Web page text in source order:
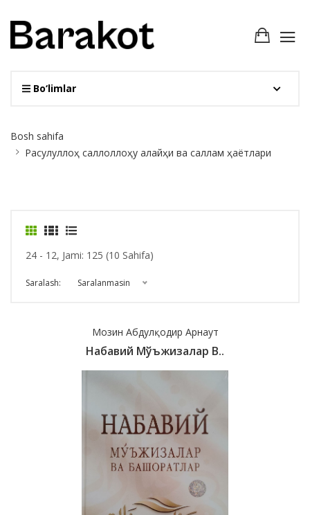
Bo‘limlar
Breadcrumb
Bosh sahifa
Расулуллоҳ саллоллоҳу алайҳи ва саллам ҳаётлари
24 - 12, Jami: 125 (10 Sahifa)
Saralash: Saralanmasin
Мозин Абдулқодир Арнаут
Набавий Мўъжизалар В..